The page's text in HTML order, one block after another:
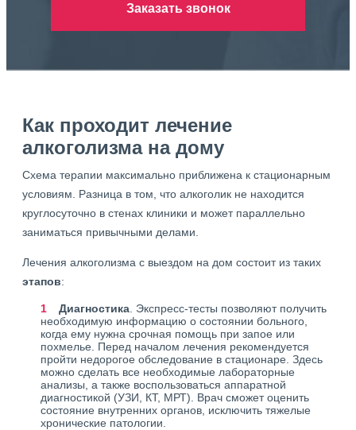
Заказать звонок
Как проходит лечение
алкоголизма на дому
Схема терапии максимально приближена к стационарным
условиям. Разница в том, что алкоголик не находится
круглосуточно в стенах клиники и может параллельно
заниматься привычными делами.
Лечения алкоголизма с выездом на дом состоит из таких
этапов:
Диагностика . Экспресс-тесты позволяют получить
необходимую информацию о состоянии больного,
когда ему нужна срочная помощь при запое или
похмелье. Перед началом лечения рекомендуется
пройти недорогое обследование в стационаре. Здесь
можно сделать все необходимые лабораторные
анализы, а также воспользоваться аппаратной
диагностикой (УЗИ, КТ, МРТ). Врач сможет оценить
состояние внутренних органов, исключить тяжелые
хронические патологии.